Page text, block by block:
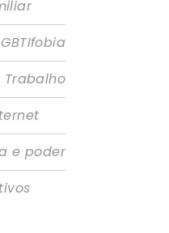
Trabalho
e poder